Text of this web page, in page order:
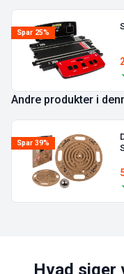
Spar 25%
Andre produkter i
Spar 39%
Hvad siger